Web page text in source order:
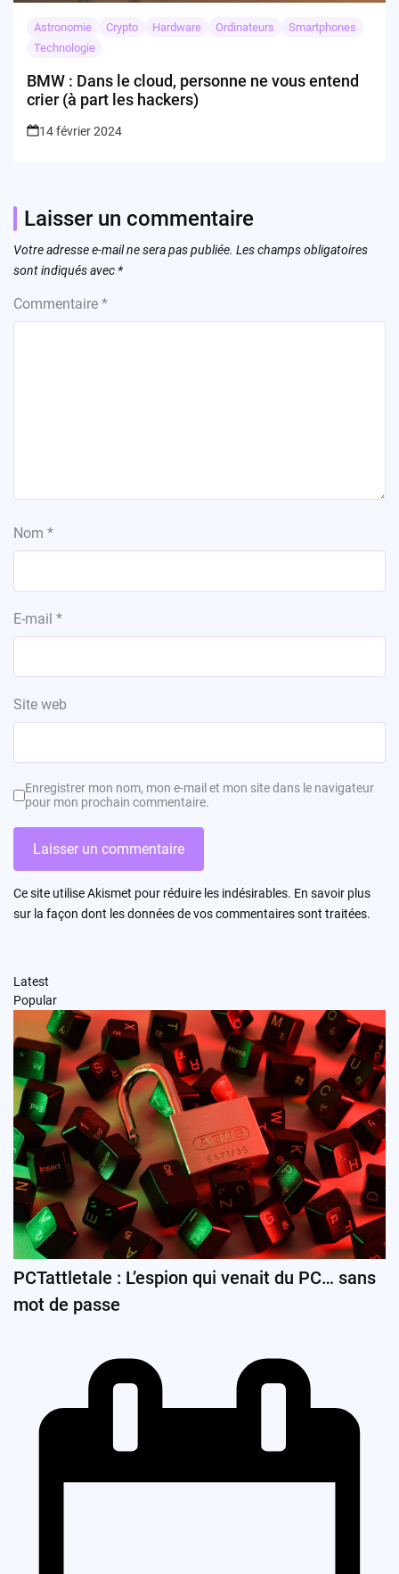
Astronomie Crypto Hardware Ordinateurs
Smartphones
Technologie
BMW : Dans le cloud, personne ne vous entend
crier (à part les hackers)
14 février 2024
Laisser un commentaire
Votre adresse e-mail ne sera pas publiée. Les champs obligatoires
sont indiqués avec *
Commentaire *
Nom *
E-mail *
Site web
Enregistrer mon nom, mon e-mail et mon site dans le navigateur
pour mon prochain commentaire.
Ce site utilise Akismet pour réduire les indésirables. En savoir plus
sur la façon dont les données de vos commentaires sont traitées.
Latest
Popular
PCTattletale : L’espion qui venait du PC… sans
mot de passe